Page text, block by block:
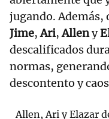
jugando. Además,
Jime,Ari,Alleny
descalificados
normas,
descontento y
Allen, Ari y Elazar